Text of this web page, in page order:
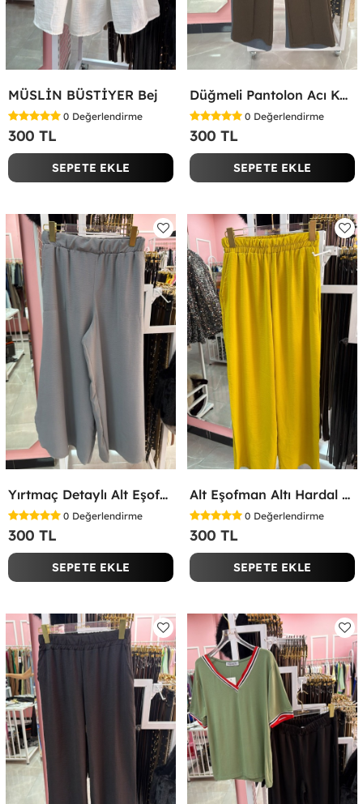
MÜSLİN BÜSTİYER Bej
0 Değerlendirme
300 TL
SEPETE EKLE
Düğmeli Pantolon Acı Kahve
0 Değerlendirme
300 TL
SEPETE EKLE
Yırtmaç Detaylı Alt Eşofman Altı Gri
0 Değerlendirme
300 TL
SEPETE EKLE
Alt Eşofman Altı Hardal Sarısı
0 Değerlendirme
300 TL
SEPETE EKLE